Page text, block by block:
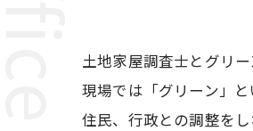
土地家屋調査士とグリ
現場では「グリーン」
住民、行政との調整を